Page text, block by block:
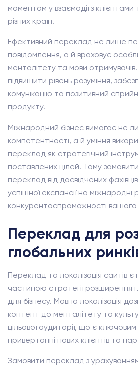
моментом у взаємодії з
різних країн.
Ефективний переклад не лише
повідомлення, а й враховує
менталітету та мови
підвищити рівень розуміння,
комунікацію та позитивний
продукту.
Міжнародний бізнес вимагає не
компетентності, а й уміння
переклад як стратегічний
поставлених цілей. Тому
переклад від досвідчених
успішної експансії на
конкурентоспроможності вашого
Переклад для
глобальних
Переклад та локалізація сайтів
частиною стратегії розширення
для бізнесу. Мовна локалізація
контент до менталітету та
цільової аудиторії, що є
привертанні нових клієнтів та
Замовити переклад з